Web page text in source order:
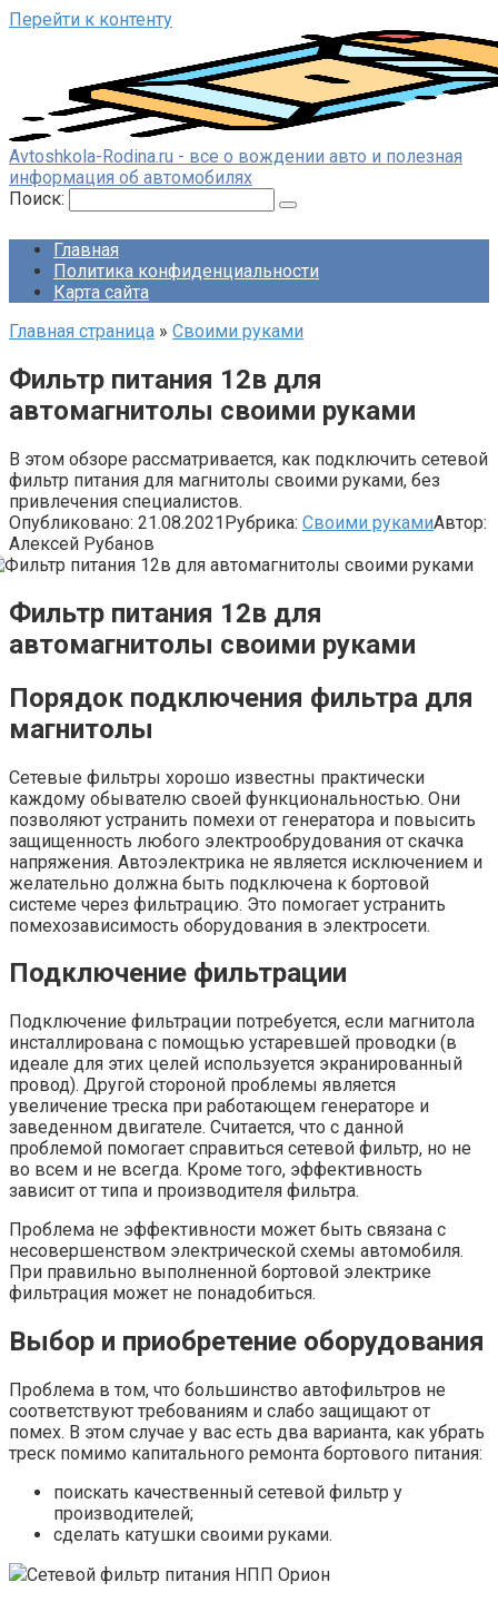
Перейти к контенту
Avtoshkola-Rodina.ru - все о вождении авто и полезная
информация об автомобилях
Поиск:
Главная
Политика конфиденциальности
Карта сайта
Главная страница » Своими руками
Фильтр питания 12в для
автомагнитолы своими руками
В этом обзоре рассматривается, как подключить сетевой
фильтр питания для магнитолы своими руками, без
привлечения специалистов.
Опубликовано: 21.08.2021Рубрика: Своими рукамиАвтор:
Алексей Рубанов
Фильтр питания 12в для
автомагнитолы своими руками
Порядок подключения фильтра для
магнитолы
Сетевые фильтры хорошо известны практически
каждому обывателю своей функциональностью. Они
позволяют устранить помехи от генератора и повысить
защищенность любого электрообрудования от скачка
напряжения. Автоэлектрика не является исключением и
желательно должна быть подключена к бортовой
системе через фильтрацию. Это помогает устранить
помехозависимость оборудования в электросети.
Подключение фильтрации
Подключение фильтрации потребуется, если магнитола
инсталлирована с помощью устаревшей проводки (в
идеале для этих целей используется экранированный
провод). Другой стороной проблемы является
увеличение треска при работающем генераторе и
заведенном двигателе. Считается, что с данной
проблемой помогает справиться сетевой фильтр, но не
во всем и не всегда. Кроме того, эффективность
зависит от типа и производителя фильтра.
Проблема не эффективности может быть связана с
несовершенством электрической схемы автомобиля.
При правильно выполненной бортовой электрике
фильтрация может не понадобиться.
Выбор и приобретение оборудования
Проблема в том, что большинство автофильтров не
соответствуют требованиям и слабо защищают от
помех. В этом случае у вас есть два варианта, как убрать
треск помимо капитального ремонта бортового питания:
поискать качественный сетевой фильтр у
производителей;
сделать катушки своими руками.
Сетевой фильтр питания НПП Орион